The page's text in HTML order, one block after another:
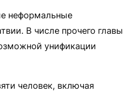
неформальные
В числе прочего главы
унификации
человек, включая